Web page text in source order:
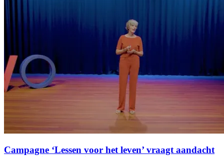
Campagne ‘Lessen voor het leven’ vraagt aandacht